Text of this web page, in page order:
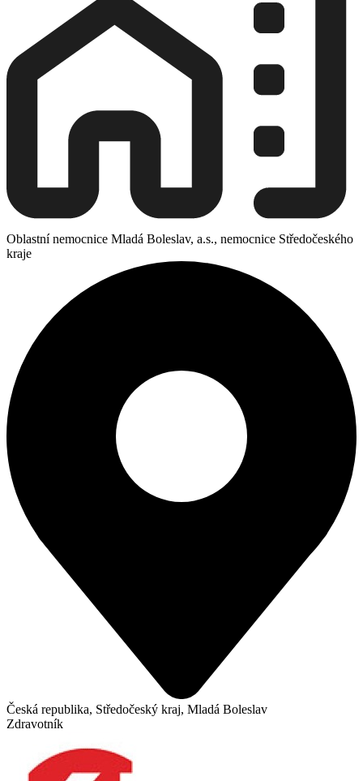
Oblastní nemocnice Mladá Boleslav, a.s., nemocnice Středočeského
kraje
Česká republika, Středočeský kraj, Mladá Boleslav
Zdravotník